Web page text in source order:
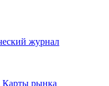
журнал
рынка